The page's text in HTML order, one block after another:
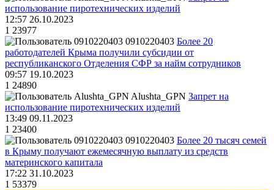
использование пиротехнических изделий
12:57 26.10.2023
1 23977
0910220403 Более 20
работодателей Крыма получили субсидии от
республиканского Отделения СФР за найм сотрудников
09:57 19.10.2023
1 24890
Alushta_GPN Запрет на
использование пиротехнических изделий
13:49 09.11.2023
1 23400
0910220403 Более 20 тысяч семей
в Крыму получают ежемесячную выплату из средств
материнского капитала
17:22 31.10.2023
1 53379